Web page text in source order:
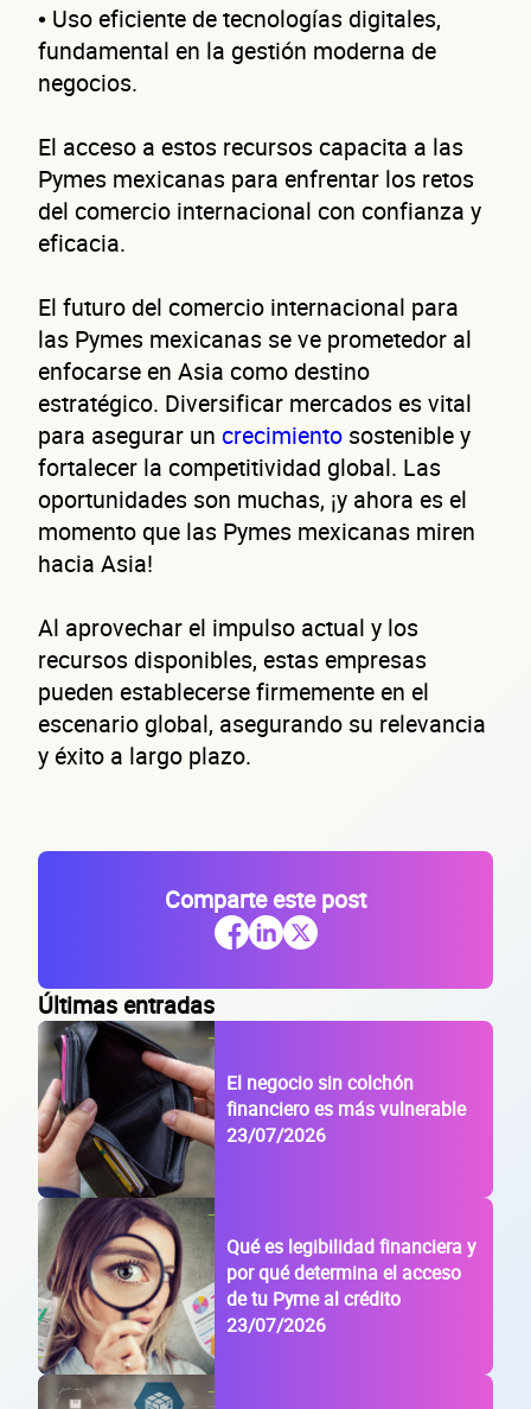
• Uso eficiente de tecnologías digitales,
fundamental en la gestión moderna de
negocios.
El acceso a estos recursos capacita a las
Pymes mexicanas para enfrentar los retos
del comercio internacional con confianza y
eficacia.
El futuro del comercio internacional para
las Pymes mexicanas se ve prometedor al
enfocarse en Asia como destino
estratégico. Diversificar mercados es vital
para asegurar un crecimiento sostenible y
fortalecer la competitividad global. Las
oportunidades son muchas, ¡y ahora es el
momento que las Pymes mexicanas miren
hacia Asia!
Al aprovechar el impulso actual y los
recursos disponibles, estas empresas
pueden establecerse firmemente en el
escenario global, asegurando su relevancia
y éxito a largo plazo.
Comparte este post
Últimas entradas
El negocio sin colchón
financiero es más vulnerable
23/07/2026
Qué es legibilidad financiera y
por qué determina el acceso
de tu Pyme al crédito
23/07/2026
Confirma tu correo electrónico
de
Lo usamos solo para validar tu identidad fiscal — nunca lo compartimos con
Código Postal
Dirección de la empresa: Calle
Núm. Ext./Int.
SOLICITAR
+ 54empresas financiadas en los últimos 30 días